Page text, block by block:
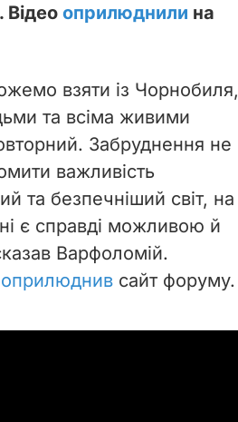
Відео оприлюднили на
взяти із Чорнобиля,
та всіма живими
Забруднення не
важливість
та безпечніший світ, на
є справді можливою й
Варфоломій.
оприлюднив сайт форуму.